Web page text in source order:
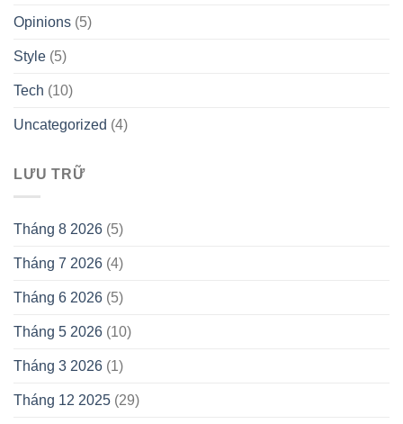
Opinions (5)
Style (5)
Tech (10)
Uncategorized (4)
LƯU TRỮ
Tháng 8 2026 (5)
Tháng 7 2026 (4)
Tháng 6 2026 (5)
Tháng 5 2026 (10)
Tháng 3 2026 (1)
Tháng 12 2025 (29)